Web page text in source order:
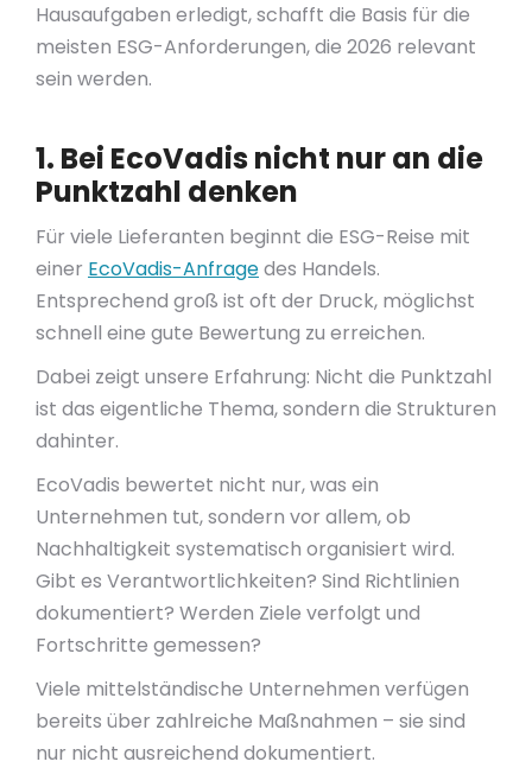
Hausaufgaben erledigt, schafft die Basis für die
meisten ESG-Anforderungen, die 2026 relevant
sein werden.
1. Bei EcoVadis nicht nur an die
Punktzahl denken
Für viele Lieferanten beginnt die ESG-Reise mit
einer EcoVadis-Anfragedes Handels.
Entsprechend groß ist oft der Druck, möglichst
schnell eine gute Bewertung zu erreichen.
Dabei zeigt unsere Erfahrung: Nicht die Punktzahl
ist das eigentliche Thema, sondern die Strukturen
dahinter.
EcoVadis bewertet nicht nur, was ein
Unternehmen tut, sondern vor allem, ob
Nachhaltigkeit systematisch organisiert wird.
Gibt es Verantwortlichkeiten? Sind Richtlinien
dokumentiert? Werden Ziele verfolgt und
Fortschritte gemessen?
Viele mittelständische Unternehmen verfügen
bereits über zahlreiche Maßnahmen – sie sind
nur nicht ausreichend dokumentiert.